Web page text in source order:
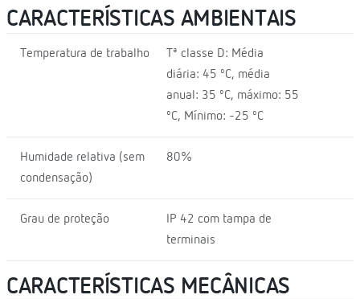
CARACTERÍSTICAS AMBIENTAIS
Temperatura de trabalho
Tª classe D: Média
diária: 45 ºC, média
anual: 35 ºC, máximo: 55
ºC, Mínimo: -25 ºC
Humidade relativa (sem
condensação)
80%
Grau de proteção
IP 42 com tampa de
terminais
CARACTERÍSTICAS MECÂNICAS